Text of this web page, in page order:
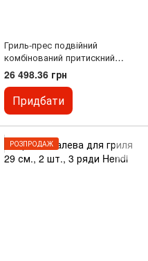
Гриль-прес подвійний
комбінований притискний
57х37х21 см. Hendi
26 498.36 грн
Придбати
РОЗПРОДАЖ